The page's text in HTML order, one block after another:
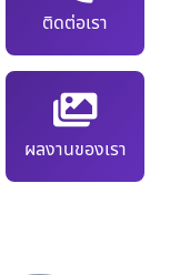
ติดต่อเรา
ผลงานของเรา